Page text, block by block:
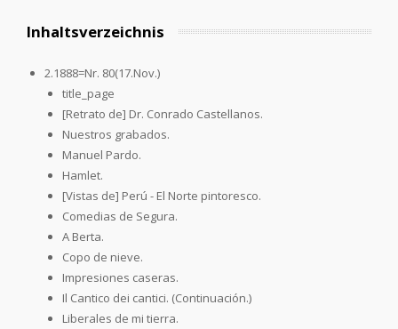
Inhaltsverzeichnis
2.1888=Nr. 80(17.Nov.)
title_page
[Retrato de] Dr. Conrado Castellanos.
Nuestros grabados.
Manuel Pardo.
Hamlet.
[Vistas de] Perú - El Norte pintoresco.
Comedias de Segura.
A Berta.
Copo de nieve.
Impresiones caseras.
Il Cantico dei cantici. (Continuación.)
Liberales de mi tierra.